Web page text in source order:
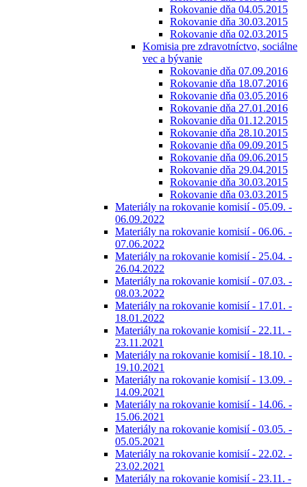
Rokovanie dňa 04.05.2015
Rokovanie dňa 30.03.2015
Rokovanie dňa 02.03.2015
Komisia pre zdravotníctvo, sociálne
vec a bývanie
Rokovanie dňa 07.09.2016
Rokovanie dňa 18.07.2016
Rokovanie dňa 03.05.2016
Rokovanie dňa 27.01.2016
Rokovanie dňa 01.12.2015
Rokovanie dňa 28.10.2015
Rokovanie dňa 09.09.2015
Rokovanie dňa 09.06.2015
Rokovanie dňa 29.04.2015
Rokovanie dňa 30.03.2015
Rokovanie dňa 03.03.2015
Materiály na rokovanie komisií - 05.09. -
06.09.2022
Materiály na rokovanie komisií - 06.06. -
07.06.2022
Materiály na rokovanie komisií - 25.04. -
26.04.2022
Materiály na rokovanie komisií - 07.03. -
08.03.2022
Materiály na rokovanie komisií - 17.01. -
18.01.2022
Materiály na rokovanie komisií - 22.11. -
23.11.2021
Materiály na rokovanie komisií - 18.10. -
19.10.2021
Materiály na rokovanie komisií - 13.09. -
14.09.2021
Materiály na rokovanie komisií - 14.06. -
15.06.2021
Materiály na rokovanie komisií - 03.05. -
05.05.2021
Materiály na rokovanie komisií - 22.02. -
23.02.2021
Materiály na rokovanie komisií - 23.11. -